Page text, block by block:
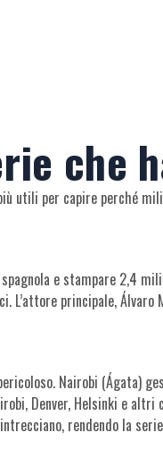
che
utili per capire perché
e stampare 2,4
L’attore principale,
Nairobi (Ágata)
Denver, Helsinki e altri
rendendo la